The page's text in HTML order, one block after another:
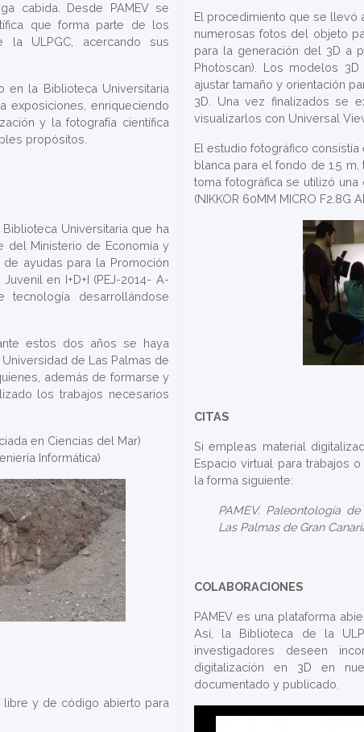
cabida. Desde PAMEV se
que forma parte de los
ULPGC, acercando sus
en la Biblioteca Universitaria
exposiciones, enriqueciendo
y la fotografía científica
propósitos.
Universitaria que ha
del Ministerio de Economía y
ayudas para la Promoción
en I+D+I (PEJ-2014- A-
desarrollándose
estos dos años se haya
de Las Palmas de
además de formarse y
los trabajos necesarios
en Ciencias del Mar)
Informática)
libre y de código abierto para
El procedimiento que se llevó
numerosas fotos del objeto
para la generación del 3D a
Photoscan). Los modelos
ajustar tamaño y orientación
3D. Una vez finalizados se
visualizarlos con Universal
El estudio fotográfico
blanca para el fondo de 1.5
toma fotográfica se utilizó una
(NIKKOR 60MM MICRO F2.8G
CITAS
Si empleas material
Espacio virtual para trabajos
la forma siguiente:
PAMEV. Paleontología
Las Palmas de Gran
COLABORACIONES
PAMEV es una plataforma
Así, la Biblioteca de la
investigadores deseen
digitalización en 3D en
documentado y publicado.